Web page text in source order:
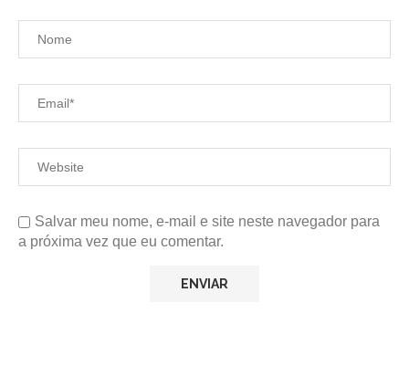
Salvar meu nome, e-mail e site neste navegador para
a próxima vez que eu comentar.